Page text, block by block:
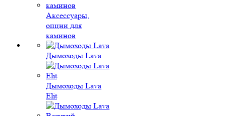
Аксессуары,
опции для
каминов
Дымоходы Lava
Дымоходы Lava
Elit